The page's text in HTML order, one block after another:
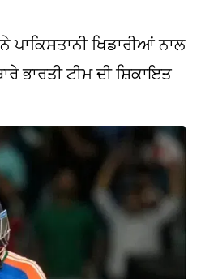
ਖਿਡਾਰੀਆਂ ਨਾਲ
ਭਾਰਤੀ ਟੀਮ ਦੀ ਸ਼ਿਕਾਇਤ